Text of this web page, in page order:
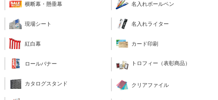
横断幕・懸垂幕
現場シート
紅白幕
ロールバナー
カタログスタンド
名入れボールペン
名入れライター
カード印刷
トロフィー（表彰商品）
クリアファイル